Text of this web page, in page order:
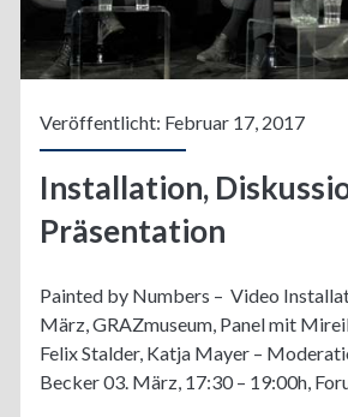
Veröffentlicht: Februar 17, 2017
Installation,
Präsentation
Painted by Numbers – Video
März, GRAZmuseum, Panel mit
Felix Stalder, Katja Mayer –
Becker 03. März, 17:30 – 19:00h,